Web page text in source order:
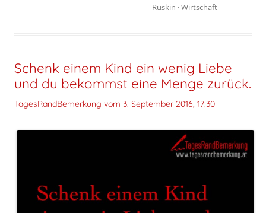
Ruskin ·Wirtschaft
Schenk einem Kind ein wenig Liebe
und du bekommst eine Menge zurück.
TagesRandBemerkung vom 3. September 2016, 17:30